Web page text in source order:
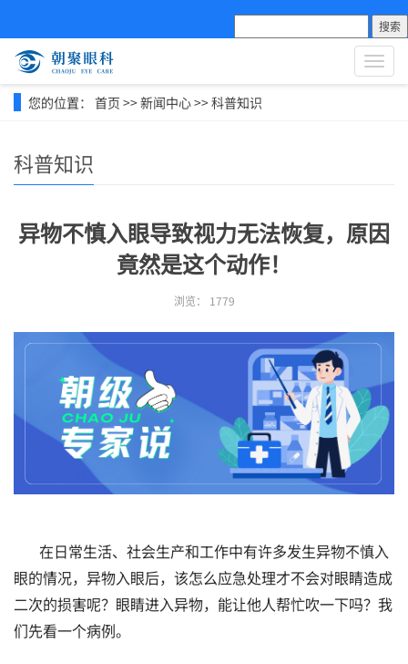
搜索
导
航
您的位置： 首页 >>新闻中心>>科普知识
科普知识
异物不慎入眼导致视力无法恢复，原因
竟然是这个动作！
浏览： 1779
在日常生活、社会生产和工作中有许多发生异物不慎入
眼的情况，异物入眼后，该怎么应急处理才不会对眼睛造成
二次的损害呢？眼睛进入异物，能让他人帮忙吹一下吗？我
们先看一个病例。